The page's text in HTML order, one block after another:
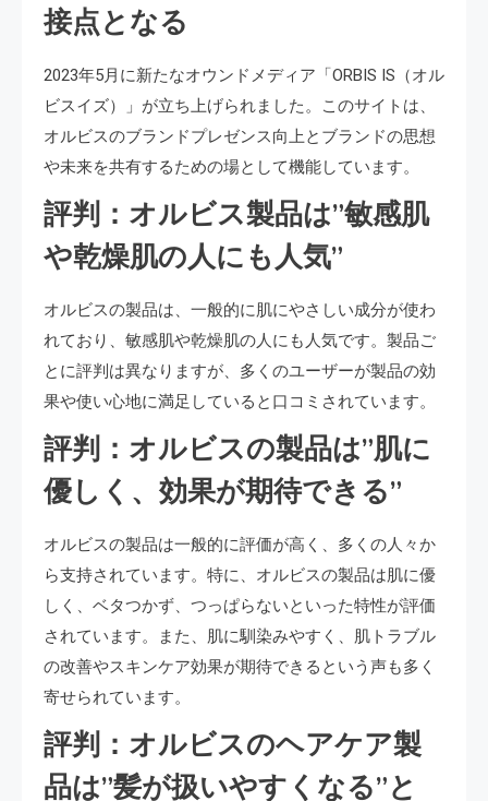
接点となる
2023年5月に新たなオウンドメディア「ORBIS IS（オル
ビスイズ）」が立ち上げられました。このサイトは、
オルビスのブランドプレゼンス向上とブランドの思想
や未来を共有するための場として機能しています。
評判：オルビス製品は”敏感肌
や乾燥肌の人にも人気”
オルビスの製品は、一般的に肌にやさしい成分が使わ
れており、敏感肌や乾燥肌の人にも人気です。製品ご
とに評判は異なりますが、多くのユーザーが製品の効
果や使い心地に満足していると口コミされています。
評判：オルビスの製品は”肌に
優しく、効果が期待できる”
オルビスの製品は一般的に評価が高く、多くの人々か
ら支持されています。特に、オルビスの製品は肌に優
しく、ベタつかず、つっぱらないといった特性が評価
されています。また、肌に馴染みやすく、肌トラブル
の改善やスキンケア効果が期待できるという声も多く
寄せられています。
評判：オルビスのヘアケア製
品は”髪が扱いやすくなる”と